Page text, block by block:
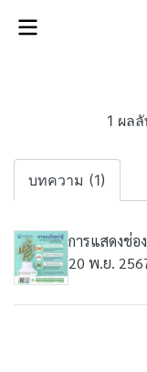
1 ผล
บทความ (1)
การแสดงช่
20 พ.ย.